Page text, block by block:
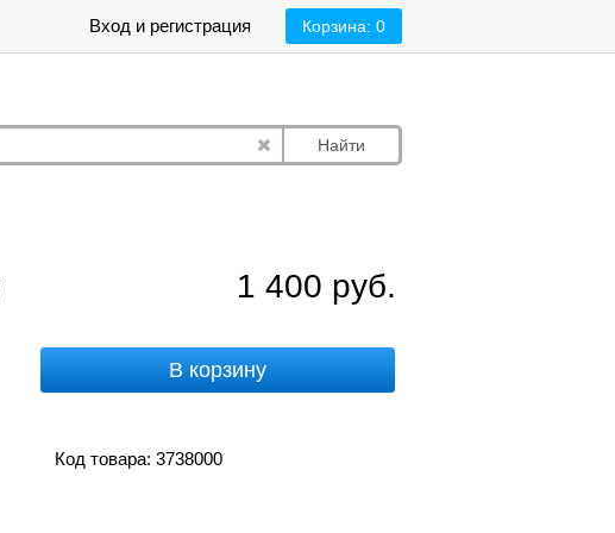
Корзина: 0
Вход и регистрация
Найти
1 400 руб.
В корзину
Код товара: 3738000